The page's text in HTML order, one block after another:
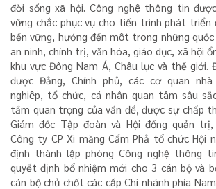
đời sống xã hội. Công nghệ thông tin
vững chắc phục vụ cho tiến trình phát triển
bền vững, hướng đến một trong những
an ninh, chính trị, văn hóa, giáo dục, xã hội
khu vực Đông Nam Á, Châu lục và thế giới.
được Đảng, Chính phủ, các cơ quan
nghiệp, tổ chức, cá nhân quan tâm sâu
tầm quan trọng của vấn đề, được sự chấp
Giám đốc Tập đoàn và Hội đồng quản
Công ty CP Xi măng Cẩm Phả tổ chức Hội
định thành lập phòng Công nghệ thông
quyết định bổ nhiệm mới cho 3 cán bộ và
cán bộ chủ chốt các cấp Chi nhánh phía